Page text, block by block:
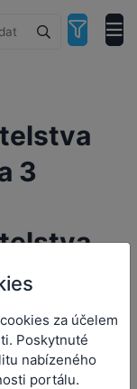
3
3
3
za účelem
Poskytnuté
nabízeného
portálu.